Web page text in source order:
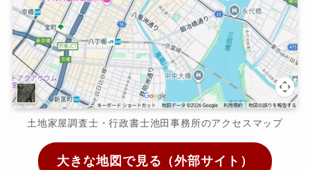
土地家屋調査士・行政書士池田事務所のアクセスマップ
大きな地図で見る（外部サイト）